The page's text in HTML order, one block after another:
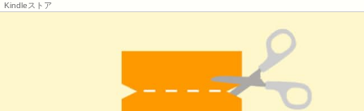
Kindleストア